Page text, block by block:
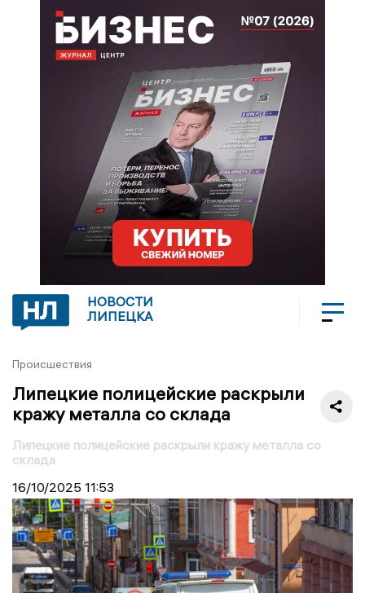
НОВОСТИ
ЛИПЕЦКА
Происшествия
Липецкие полицейские раскрыли
кражу металла со склада
Липецкие полицейские раскрыли кражу металла со
склада
16/10/2025 11:53